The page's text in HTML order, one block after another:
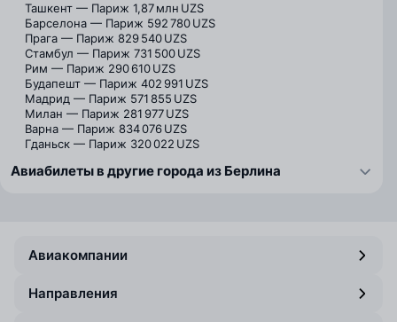
Ташкент — Париж 1,87 млн UZS
Барселона — Париж 592 780 UZS
Прага — Париж 829 540 UZS
Стамбул — Париж 731 500 UZS
Рим — Париж 290 610 UZS
Будапешт — Париж 402 991 UZS
Мадрид — Париж 571 855 UZS
Милан — Париж 281 977 UZS
Варна — Париж 834 076 UZS
Гданьск — Париж 320 022 UZS
Авиабилеты в другие города из Берлина
Авиакомпании
Направления